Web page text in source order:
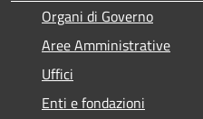
Organi di Governo
Aree Amministrative
Uffici
Enti e fondazioni